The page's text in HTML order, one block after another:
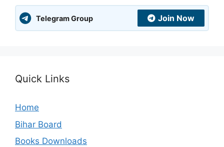
Telegram Group Join Now
Quick Links
Home
Bihar Board
Books Downloads